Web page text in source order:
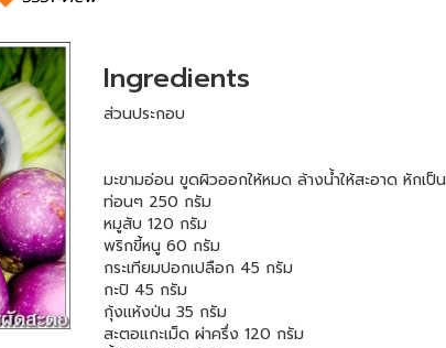
Ingredients
ส่วนประกอบ
มะขามอ่อน ขูดผิวออกให้หมด ล้างน้ำให้สะอาด หักเป็น
ท่อนๆ 250 กรัม
หมูสับ 120 กรัม
พริกขี้หนู 60 กรัม
กระเทียมปอกเปลือก 45 กรัม
กะปิ 45 กรัม
กุ้งแห้งป่น 35 กรัม
สะตอแกะเม็ด ผ่าครึ่ง 120 กรัม